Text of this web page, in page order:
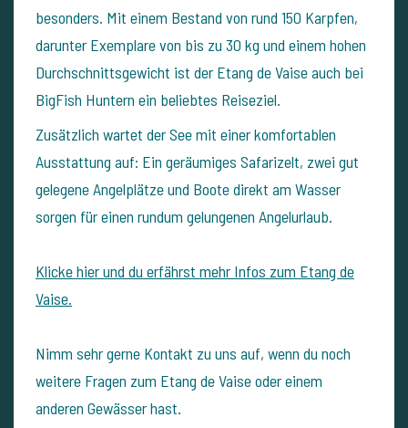
besonders. Mit einem Bestand von rund 150 Karpfen,
darunter Exemplare von bis zu 30 kg und einem hohen
Durchschnittsgewicht ist der Etang de Vaise auch bei
BigFish Huntern ein beliebtes Reiseziel.
Zusätzlich wartet der See mit einer komfortablen
Ausstattung auf: Ein geräumiges Safarizelt, zwei gut
gelegene Angelplätze und Boote direkt am Wasser
sorgen für einen rundum gelungenen Angelurlaub.
Klicke hier und du erfährst mehr Infos zum Etang de
Vaise.
Nimm sehr gerne Kontakt zu uns auf, wenn du noch
weitere Fragen zum Etang de Vaise oder einem
anderen Gewässer hast.